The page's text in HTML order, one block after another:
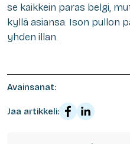
se kaikkein paras belgi,
kyllä asiansa. Ison pullon
yhden illan.
Avainsanat:
Jaa artikkeli: